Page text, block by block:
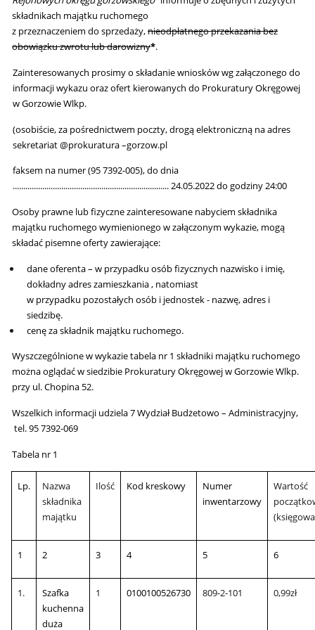
składnikach majątku ruchomego
z przeznaczeniem do sprzedaży,nieodpłatnego przekazania bez
obowiązku zwrotu lub darowizny*.
Zainteresowanych prosimy o składanie wniosków wg załączonego do
informacji wykazu oraz ofert kierowanych do Prokuratury Okręgowej
w Gorzowie Wlkp.
(osobiście, za pośrednictwem poczty, drogą elektroniczną na adres
sekretariat @prokuratura –gorzow.pl
faksem na numer (95 7392-005),do dnia
.......................................................................... 24.05.2022 do godziny 24:00
Osoby prawne lub fizyczne zainteresowane nabyciem składnika
majątku ruchomego wymienionego w załączonym wykazie, mogą
składać pisemne oferty zawierające:
dane oferenta – w przypadku osób fizycznych nazwisko i imię,
dokładny adres zamieszkania , natomiast
w przypadku pozostałych osób i jednostek - nazwę, adres i
siedzibę.
cenę za składnik majątku ruchomego.
Wyszczególnione w wykazie tabela nr 1 składniki majątku ruchomego
można oglądać w siedzibie Prokuratury Okręgowej w Gorzowie Wlkp.
przy ul. Chopina 52.
Wszelkich informacji udziela 7Wydział Budżetowo – Administracyjny,
tel. 95 7392-069
Tabela nr 1
Lp.
Nazwa
składnika
majątku
Ilość Kod kreskowy
Numer
inwentarzowy
Wartość
1 2 3 4 5 6
1.
Szafka
kuchenna
duża
1 0100100526730 809-2-101 0,99zł